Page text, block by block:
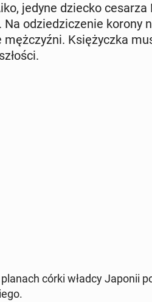
jedyne dziecko
Na odzie­dzi­cze­nie
męż­czyź­ni. Księ­życz­ka
córki władcy Japonii